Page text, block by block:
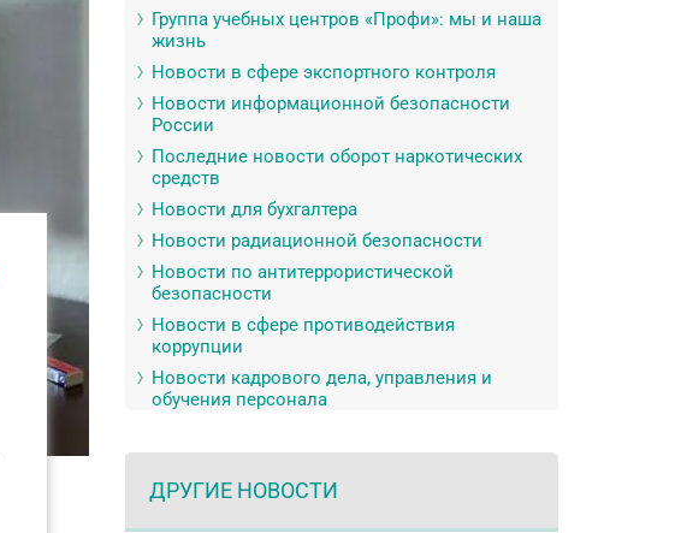
Группа учебных центров «Профи»: мы и наша
жизнь
Новости в сфере экспортного контроля
Новости информационной безопасности
России
Последние новости оборот наркотических
средств
Новости для бухгалтера
Новости радиационной безопасности
Новости по антитеррористической
безопасности
Новости в сфере противодействия
коррупции
Новости кадрового дела, управления и
обучения персонала
ДРУГИЕ НОВОСТИ